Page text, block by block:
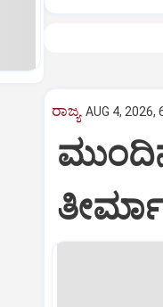
ರಾಜ್ಯ AUG 4, 2026,